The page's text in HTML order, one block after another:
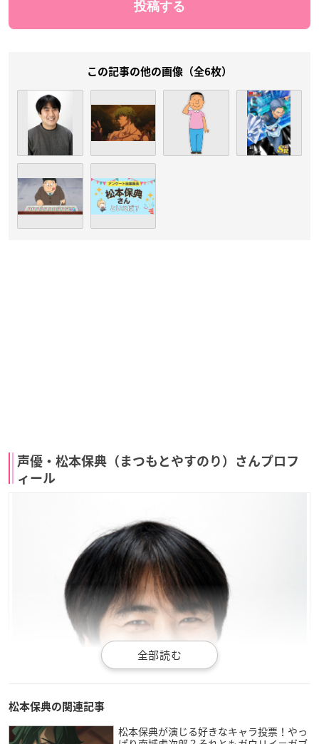
この記事の他の画像（全6枚）
声優・松本保典（まつもとやすのり）さんプロフ
ィール
松本保典の関連記事
松本保典が演じる好きなキャラ投票！やっ